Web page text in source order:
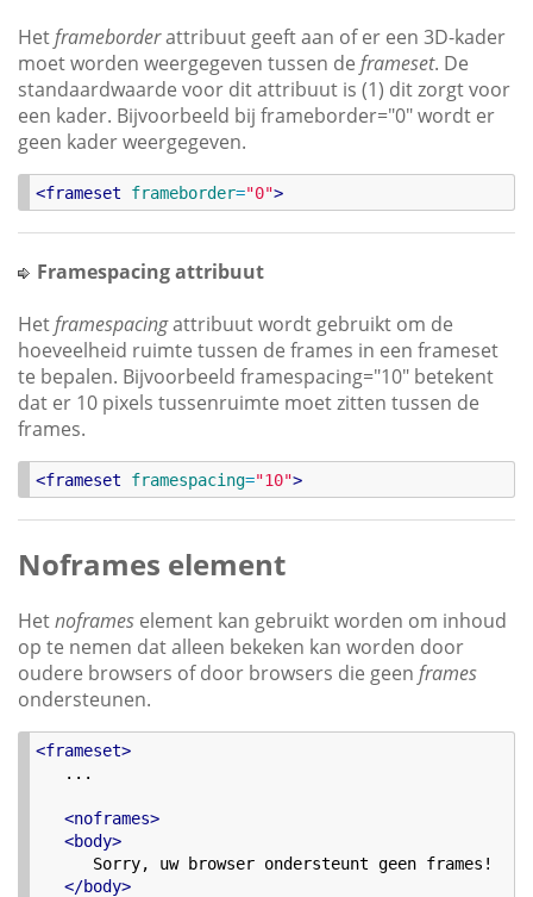
Hetframeborderattribuut geeft aan of er een 3D-kader
moet worden weergegeven tussen de frameset. De
standaardwaarde voor dit attribuut is (1) dit zorgt voor
een kader. Bijvoorbeeld bij frameborder="0" wordt er
geen kader weergegeven.
<frameset frameborder="0">
Framespacing attribuut
Hetframespacingattribuut wordt gebruikt om de
hoeveelheid ruimte tussen de frames in een frameset
te bepalen. Bijvoorbeeld framespacing="10" betekent
dat er 10 pixels tussenruimte moet zitten tussen de
frames.
<frameset framespacing="10">
Noframes element
Hetnoframes element kan gebruikt worden om inhoud
op te nemen dat alleen bekeken kan worden door
oudere browsers of door browsers die geen frames
ondersteunen.
<frameset>
<noframes>
<body>
</body>